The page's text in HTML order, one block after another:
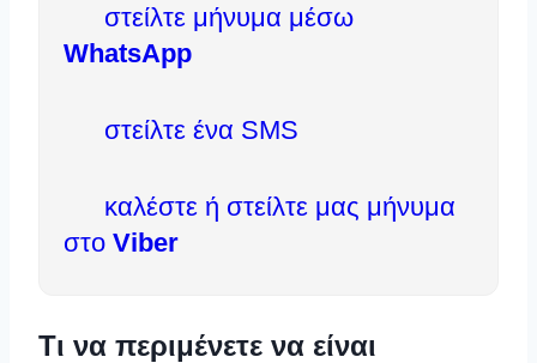
στείλτε μήνυμα μέσω
WhatsApp
στείλτε ένα SMS
καλέστε ή στείλτε μας μήνυμα
στο Viber
Τι να περιμένετε να είναι